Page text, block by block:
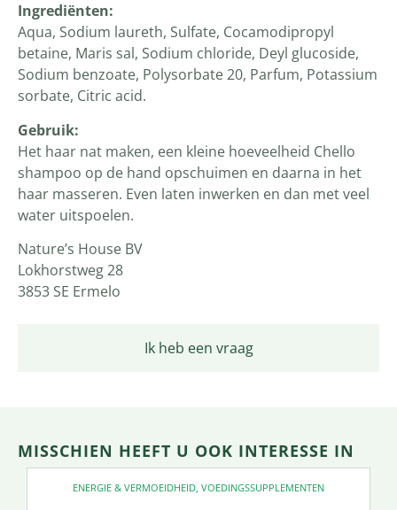
Ik heb een vraag
Ingrediënten:
Aqua, Sodium laureth, Sulfate, Cocamodipropyl
betaine, Maris sal, Sodium chloride, Deyl glucoside,
Sodium benzoate, Polysorbate 20, Parfum, Potassium
sorbate, Citric acid.
Gebruik:
Het haar nat maken, een kleine hoeveelheid Chello
shampoo op de hand opschuimen en daarna in het
haar masseren. Even laten inwerken en dan met veel
water uitspoelen.
Nature’s House BV
Lokhorstweg 28
3853 SE Ermelo
MISSCHIEN HEEFT U OOK INTERESSE IN
ENERGIE & VERMOEIDHEID VOEDINGSSUPPLEMENTEN